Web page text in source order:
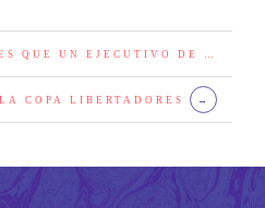
DE CUENTA DEBE APRENDER DE PETE CAMPBELL
COPA LIBERTADORES →